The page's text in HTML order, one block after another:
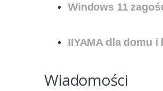
Windows 11
IIYAMA dla domu i
Wiadomości